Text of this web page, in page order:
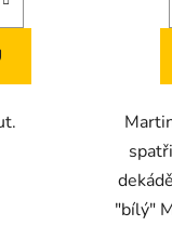
"bílý"